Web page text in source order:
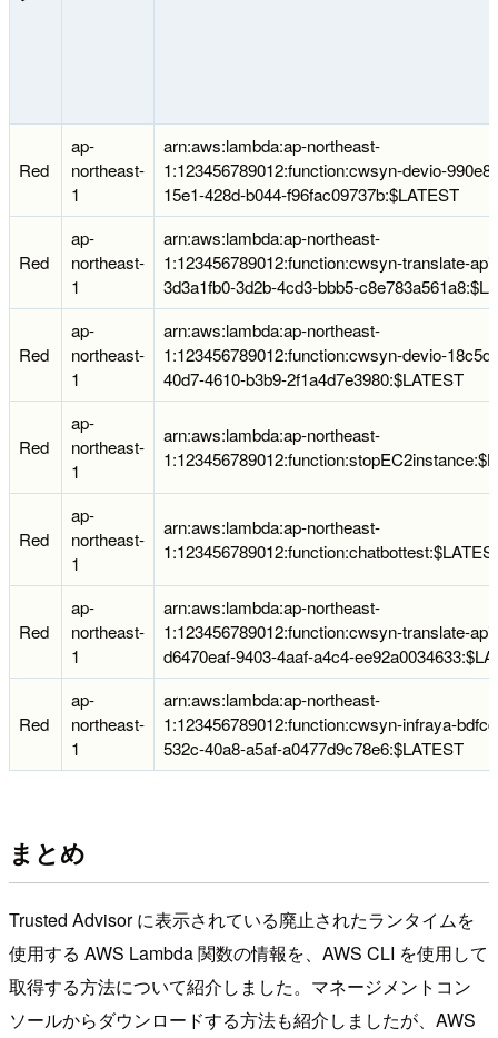
Red
ap-
northeast-
1
arn:aws:lambda:ap-northeast-
1:123456789012:function:cwsyn-devio-
15e1-428d-b044-f96fac09737b:$LATEST
Red
ap-
northeast-
1
arn:aws:lambda:ap-northeast-
1:123456789012:function:cwsyn-translate-api-
3d3a1fb0-3d2b-4cd3-bbb5-
Red
ap-
northeast-
1
arn:aws:lambda:ap-northeast-
1:123456789012:function:cwsyn-devio-
40d7-4610-b3b9-2f1a4d7e3980:$LATEST
Red
ap-
northeast-
1
arn:aws:lambda:ap-northeast-
Red
ap-
northeast-
1
arn:aws:lambda:ap-northeast-
Red
ap-
northeast-
1
arn:aws:lambda:ap-northeast-
1:123456789012:function:cwsyn-translate-api-
d6470eaf-9403-4aaf-a4c4-
Red
ap-
northeast-
1
arn:aws:lambda:ap-northeast-
1:123456789012:function:cwsyn-infraya-
532c-40a8-a5af-a0477d9c78e6:$LATEST
まとめ
Trusted Advisor に表示されている廃止されたランタイムを
使用する AWS Lambda 関数の情報を、AWS CLI を使用して
取得する方法について紹介しました。マネージメントコン
ソールからダウンロードする方法も紹介しましたが、AWS